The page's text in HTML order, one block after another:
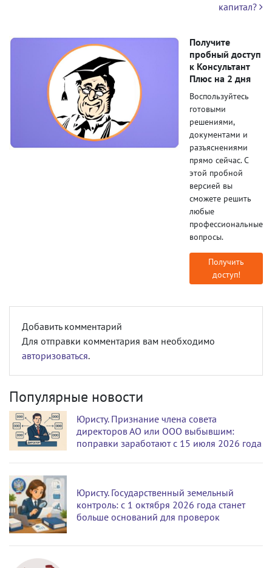
капитал?
Получите
пробный доступ
к Консультант
Плюс на 2 дня
Воспользуйтесь
готовыми
решениями,
документами и
разъяснениями
прямо сейчас. С
этой пробной
версией вы
сможете решить
любые
профессиональные
вопросы.
Получить
доступ!
Добавить комментарий
Для отправки комментария вам необходимо
авторизоваться.
Популярные новости
Юристу. Признание члена совета
директоров АО или ООО выбывшим:
поправки заработают с 15 июля 2026 года
Юристу. Государственный земельный
контроль: с 1 октября 2026 года станет
больше оснований для проверок